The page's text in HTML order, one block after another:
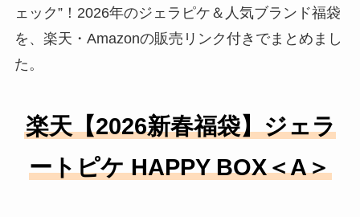
ェック”！2026年のジェラピケ＆人気ブランド福袋
を、楽天・Amazonの販売リンク付きでまとめまし
た。
楽天【2026新春福袋】ジェラ
ートピケ HAPPY BOX＜A＞